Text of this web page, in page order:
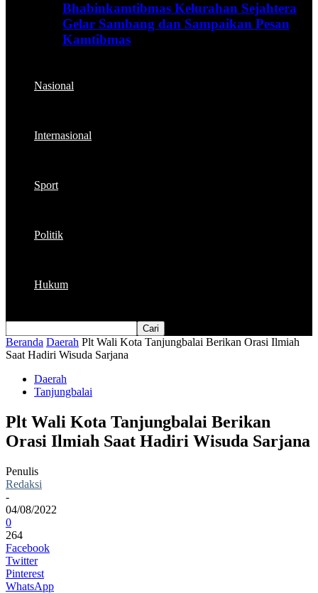
Bhabinkamtibmas Kelurahan Sejahtera
Gelar Sambang dan Sampaikan Pesan
Kamtibmas
Nasional
Internasional
Sport
Politik
Hukum
Beranda Daerah Plt Wali Kota Tanjungbalai Berikan Orasi Ilmiah
Saat Hadiri Wisuda Sarjana
Daerah
Tanjungbalai
Plt Wali Kota Tanjungbalai Berikan
Orasi Ilmiah Saat Hadiri Wisuda Sarjana
Penulis
Redaksi
-
04/08/2022
0
264
Facebook
Twitter
Pinterest
WhatsApp